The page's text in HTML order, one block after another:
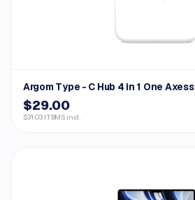
Argom Type - C Hub 4 in 1 One Axess
$29.00
$31.03 ITBMS incl.